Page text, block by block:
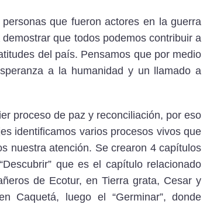
que fueron actores en la guerra
que todos podemos contribuir a
del país. Pensamos que por medio
a la humanidad y un llamado a
proceso de paz y reconciliación, por eso
identificamos varios procesos vivos que
nuestra atención. Se crearon 4 capítulos
que es el capítulo relacionado
de Ecotur, en Tierra grata, Cesar y
Caquetá, luego el “Germinar”, donde